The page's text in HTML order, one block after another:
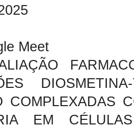
Meet
COMPLEXADAS
EM